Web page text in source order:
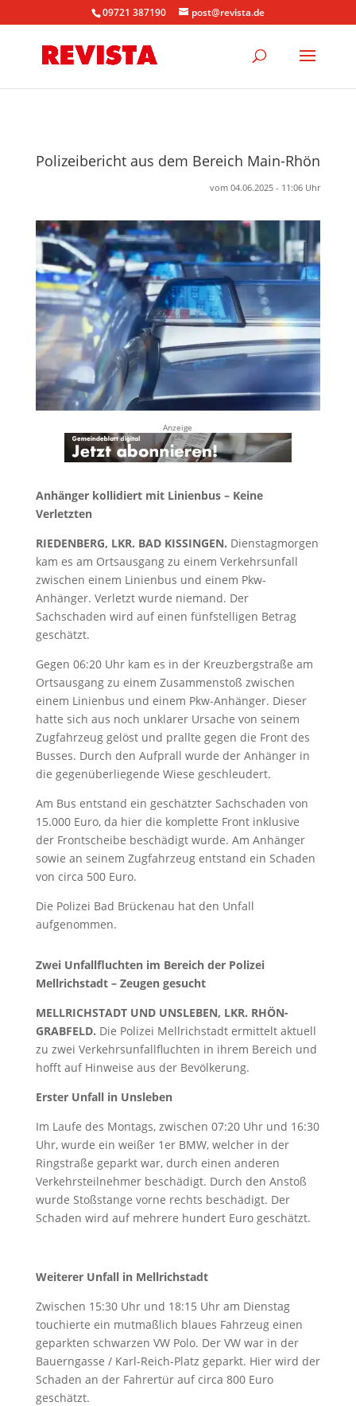
09721 387190 post@revista.de
Polizeibericht aus dem Bereich Main-Rhön
vom 04.06.2025 - 11:06 Uhr
Anzeige
Anhänger kollidiert mit Linienbus – Keine
Verletzten
RIEDENBERG, LKR. BAD KISSINGEN. Dienstagmorgen
kam es am Ortsausgang zu einem Verkehrsunfall
zwischen einem Linienbus und einem Pkw-
Anhänger. Verletzt wurde niemand. Der
Sachschaden wird auf einen fünfstelligen Betrag
geschätzt.
Gegen 06:20 Uhr kam es in der Kreuzbergstraße am
Ortsausgang zu einem Zusammenstoß zwischen
einem Linienbus und einem Pkw-Anhänger. Dieser
hatte sich aus noch unklarer Ursache von seinem
Zugfahrzeug gelöst und prallte gegen die Front des
Busses. Durch den Aufprall wurde der Anhänger in
die gegenüberliegende Wiese geschleudert.
Am Bus entstand ein geschätzter Sachschaden von
15.000 Euro, da hier die komplette Front inklusive
der Frontscheibe beschädigt wurde. Am Anhänger
sowie an seinem Zugfahrzeug entstand ein Schaden
von circa 500 Euro.
Die Polizei Bad Brückenau hat den Unfall
aufgenommen.
Zwei Unfallfluchten im Bereich der Polizei
Mellrichstadt – Zeugen gesucht
MELLRICHSTADT UND UNSLEBEN, LKR. RHÖN-
GRABFELD. Die Polizei Mellrichstadt ermittelt aktuell
zu zwei Verkehrsunfallfluchten in ihrem Bereich und
hofft auf Hinweise aus der Bevölkerung.
Erster Unfall in Unsleben
Im Laufe des Montags, zwischen 07:20 Uhr und 16:30
Uhr, wurde ein weißer 1er BMW, welcher in der
Ringstraße geparkt war, durch einen anderen
Verkehrsteilnehmer beschädigt. Durch den Anstoß
wurde Stoßstange vorne rechts beschädigt. Der
Schaden wird auf mehrere hundert Euro geschätzt.
Weiterer Unfall in Mellrichstadt
Zwischen 15:30 Uhr und 18:15 Uhr am Dienstag
touchierte ein mutmaßlich blaues Fahrzeug einen
geparkten schwarzen VW Polo. Der VW war in der
Bauerngasse / Karl-Reich-Platz geparkt. Hier wird der
Schaden an der Fahrertür auf circa 800 Euro
geschätzt.